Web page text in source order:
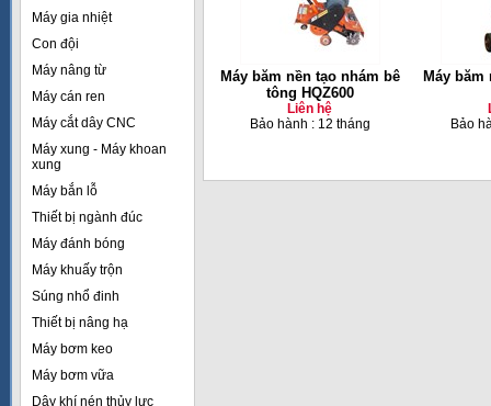
Máy gia nhiệt
Con đội
Máy nâng từ
Máy cán ren
Máy cắt dây CNC
Máy xung - Máy khoan
xung
Máy bắn lỗ
Thiết bị ngành đúc
Máy đánh bóng
Máy khuấy trộn
Súng nhổ đinh
Thiết bị nâng hạ
Máy bơm keo
Máy bơm vữa
Dây khí nén thủy lực
Máy băm nền tạo nhám bê
tông HQZ600
Liên hệ
Bảo hành : 12 tháng
Máy băm
Bảo